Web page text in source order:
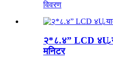
विवरण
२*८.४” LCD ४U
मनिटर